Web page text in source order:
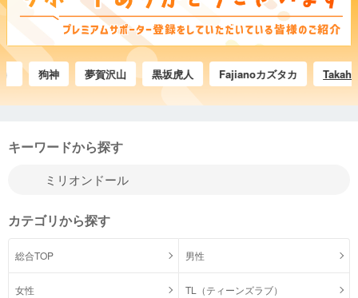
狗神 夢賀沢山 黒坂虎人 Fajianoカズタカ
キーワードから探す
カテゴリから探す
総合TOP 男性
女性 TL（ティーンズラブ）